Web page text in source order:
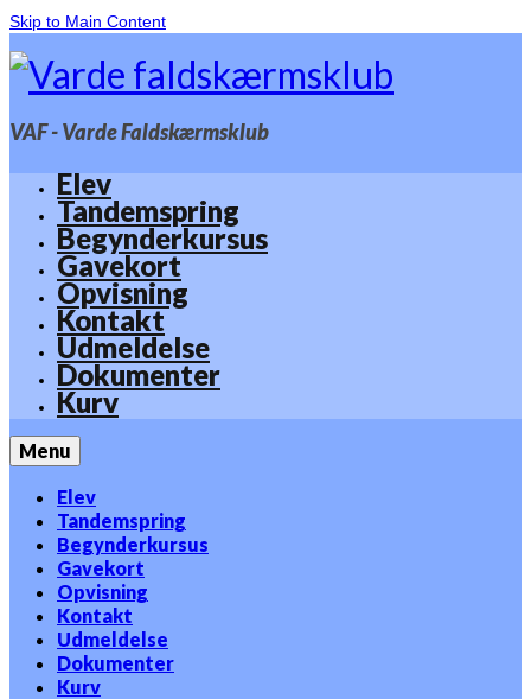
Skip to Main Content
VAF - Varde Faldskærmsklub
Elev
Tandemspring
Begynderkursus
Gavekort
Opvisning
Kontakt
Udmeldelse
Dokumenter
Kurv
Menu
Elev
Tandemspring
Begynderkursus
Gavekort
Opvisning
Kontakt
Udmeldelse
Dokumenter
Kurv